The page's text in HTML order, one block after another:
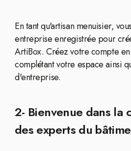
En tant qu'artisan menuisier,
entreprise enregistrée pour
ArtiBox. Créez votre compte
complétant votre espace ainsi
d'entreprise.
2- Bienvenue dans la
des experts du